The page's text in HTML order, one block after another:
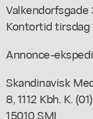
Valkendorfsgade
Kontortid tirsdag
Annonce-
Skandinavisk
8, 1112 Kbh. K.
15010 SMI